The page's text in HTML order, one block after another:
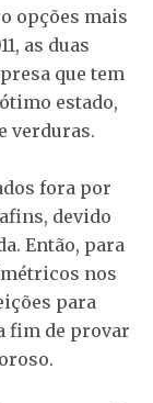
opções mais
as duas
que tem
estado,
verduras.
fora por
devido
Então, para
nos
para
fim de provar